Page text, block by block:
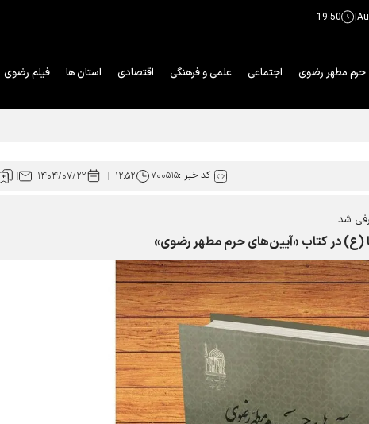
|
19:50
حرم مطهر رضوی اجتماعی علمی و فرهنگی اقتصادی استان ها فیلم رضوی
کد خبر :۷۰۰۵۱۵ ۱۲:۵۲ ۱۴۰۴/۰۷/۲۲
شد
(ع) در کتاب «آیین‌های حرم مطهر رضوی»